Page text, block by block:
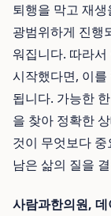
퇴행을 막고 재
광범위하게 진행
워집니다. 따라
시작했다면, 이
됩니다. 가능한
을 찾아 정확한
것이 무엇보다
남은 삶의 질을
사람과한의원,